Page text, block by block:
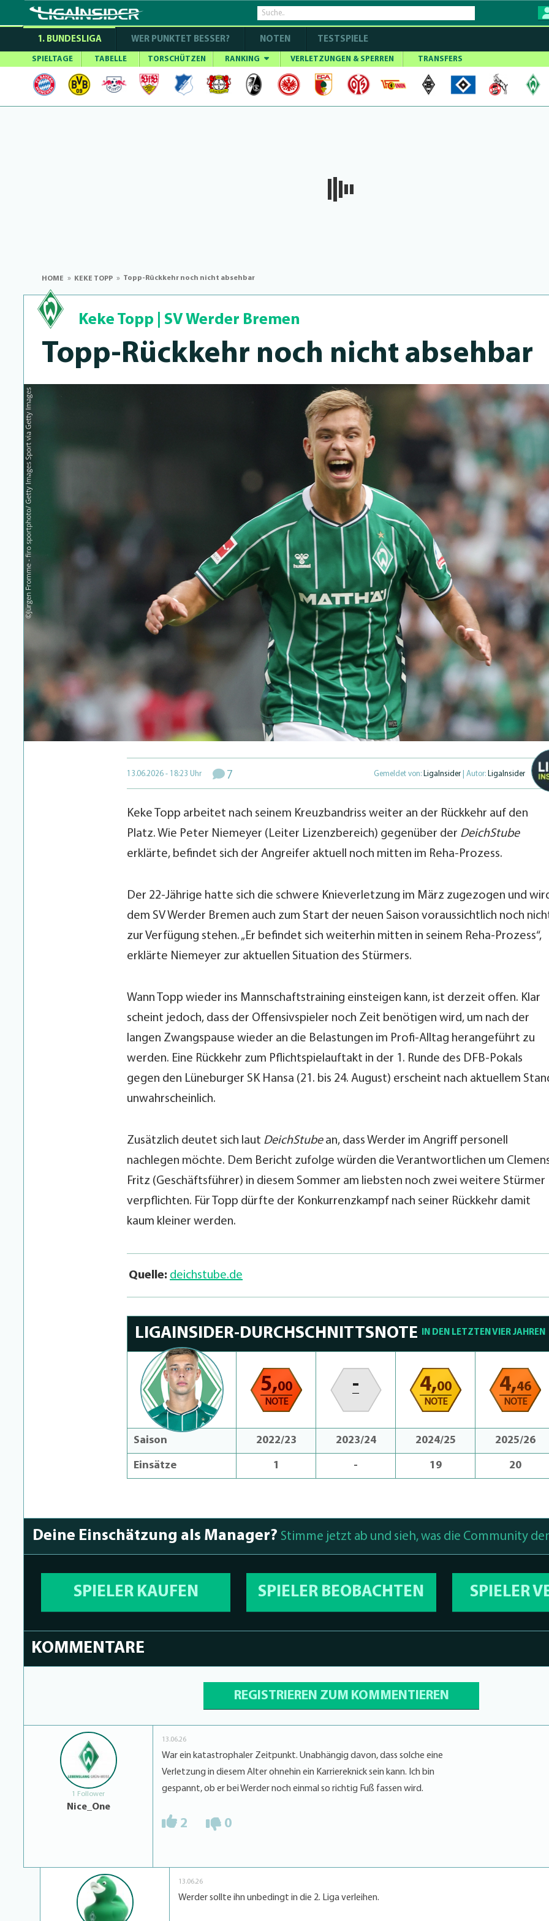
1. BUNDESLIGA WER PUNKTET BESSER? NOTEN TESTSPIELE
SPIELTAGE TABELLE TORSCHÜTZEN RANKING VERLETZUNGEN & SPERREN TRANSFERS
HOME KEKE TOPP Topp-Rückkehr noch nicht absehbar
Keke Topp SV Werder Bremen
Topp-Rückkehr noch nicht absehbar
13.06.2026 - 18:23 Uhr 7 Gemeldet von: LigaInsider | Autor: LigaInsider
Keke Topp arbeitet nach seinem Kreuzbandriss weiter an der Rückkehr auf den
Platz. Wie Peter Niemeyer (Leiter Lizenzbereich) gegenüber der DeichStube
erklärte, befindet sich der Angreifer aktuell noch mitten im Reha-Prozess.
Der 22-Jährige hatte sich die schwere Knieverletzung im März zugezogen und
dem SV Werder Bremen auch zum Start der neuen Saison voraussichtlich noch
zur Verfügung stehen. „Er befindet sich weiterhin mitten in seinem Reha-Prozess“,
erklärte Niemeyer zur aktuellen Situation des Stürmers.
Wann Topp wieder ins Mannschaftstraining einsteigen kann, ist derzeit offen. Klar
scheint jedoch, dass der Offensivspieler noch Zeit benötigen wird, um nach der
langen Zwangspause wieder an die Belastungen im Profi-Alltag herangeführt zu
werden. Eine Rückkehr zum Pflichtspielauftakt in der 1. Runde des DFB-Pokals
gegen den Lüneburger SK Hansa (21. bis 24. August) erscheint nach aktuellem
unwahrscheinlich.
Zusätzlich deutet sich laut DeichStubean, dass Werder im Angriff personell
nachlegen möchte. Dem Bericht zufolge würden die Verantwortlichen um
Fritz (Geschäftsführer) in diesem Sommer am liebsten noch zwei weitere Stürmer
verpflichten. Für Topp dürfte der Konkurrenzkampf nach seiner Rückkehr damit
kaum kleiner werden.
Quelle: deichstube.de
LIGAINSIDER-DURCHSCHNITTSNOTE IN DEN LETZTEN VIER JAHREN
5,00
NOTE
- 4,00
NOTE
4,46
NOTE
Saison 2022/23 2023/24 2024/25 2025/26
Einsätze 1 - 19 20
Deine Einschätzung als Manager? Stimme jetzt ab und sieh, was die Community
SPIELER KAUFEN SPIELER BEOBACHTEN SPIELER
KOMMENTARE
REGISTRIEREN ZUM KOMMENTIEREN
1 Follower
Nice_One
13.06.26
War ein katastrophaler Zeitpunkt. Unabhängig davon, dass solche eine
Verletzung in diesem Alter ohnehin ein Karriereknick sein kann. Ich bin
gespannt, ob er bei Werder noch einmal so richtig Fuß fassen wird.
2 0
13.06.26
Werder sollte ihn unbedingt in die 2. Liga verleihen.